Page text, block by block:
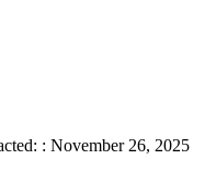
: November 26, 2025